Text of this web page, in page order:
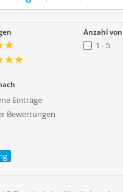
Anzahl
1 - 5
Einträge
Bewertungen